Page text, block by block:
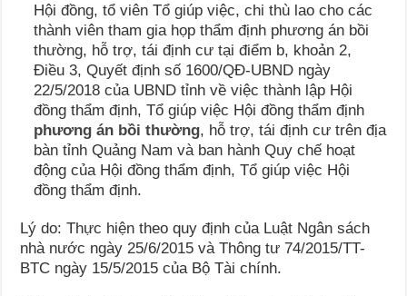
Hội đồng, tổ viên Tổ giúp việc, chi thù lao cho các
thành viên tham gia họp thẩm định phương án bồi
thường, hỗ trợ, tái định cư tại điểm b, khoản 2,
Điều 3, Quyết định số 1600/QĐ-UBND ngày
22/5/2018 của UBND tỉnh về việc thành lập Hội
đồng thẩm định, Tổ giúp việc Hội đồng thẩm định
phương án bồi thường, hỗ trợ, tái định cư trên địa
bàn tỉnh Quảng Nam và ban hành Quy chế hoạt
động của Hội đồng thẩm định, Tổ giúp việc Hội
đồng thẩm định.
Lý do: Thực hiện theo quy định của Luật Ngân sách
nhà nước ngày 25/6/2015 và Thông tư 74/2015/TT-
BTC ngày 15/5/2015 của Bộ Tài chính.